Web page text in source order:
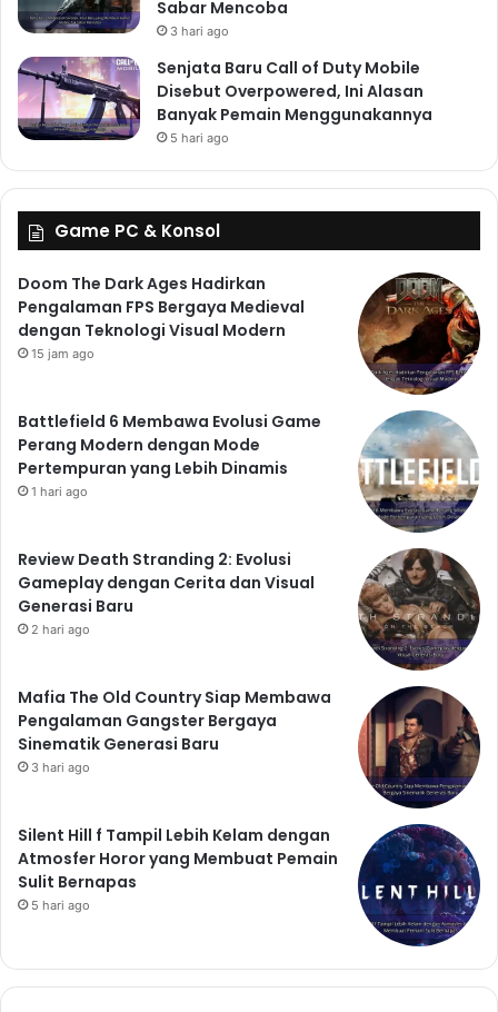
Sabar Mencoba
3 hari ago
Senjata Baru Call of Duty Mobile
Disebut Overpowered, Ini Alasan
Banyak Pemain Menggunakannya
5 hari ago
Game PC & Konsol
Doom The Dark Ages Hadirkan
Pengalaman FPS Bergaya Medieval
dengan Teknologi Visual Modern
15 jam ago
Battlefield 6 Membawa Evolusi Game
Perang Modern dengan Mode
Pertempuran yang Lebih Dinamis
1 hari ago
Review Death Stranding 2: Evolusi
Gameplay dengan Cerita dan Visual
Generasi Baru
2 hari ago
Mafia The Old Country Siap Membawa
Pengalaman Gangster Bergaya
Sinematik Generasi Baru
3 hari ago
Silent Hill f Tampil Lebih Kelam dengan
Atmosfer Horor yang Membuat Pemain
Sulit Bernapas
5 hari ago